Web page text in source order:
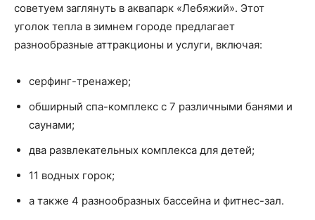
советуем заглянуть в аквапарк «Лебяжий». Этот
уголок тепла в зимнем городе предлагает
разнообразные аттракционы и услуги, включая:
серфинг-тренажер;
обширный спа-комплекс с 7 различными банями и
саунами;
два развлекательных комплекса для детей;
11 водных горок;
а также 4 разнообразных бассейна и фитнес-зал.